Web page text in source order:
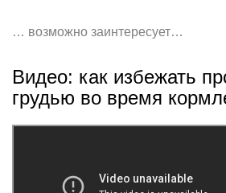
… возможно заинтересует…
Видео: как избежать
грудью во время